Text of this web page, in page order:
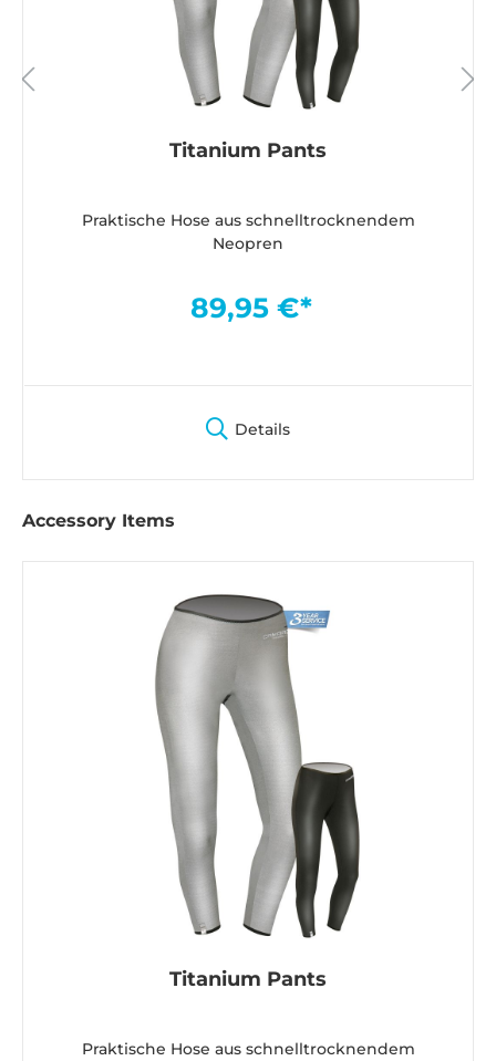
Titanium Pants
Praktische Hose aus schnelltrocknendem
Neopren
89,95 €*
Details
Accessory Items
Titanium Pants
Praktische Hose aus schnelltrocknendem